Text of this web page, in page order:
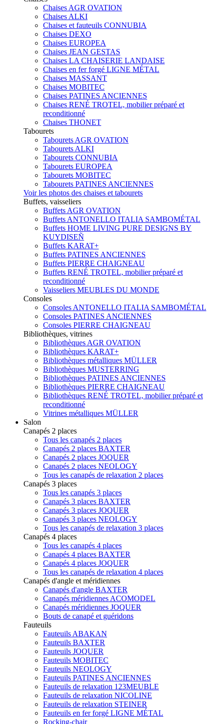
Chaises AGR OVATION
Chaises ALKI
Chaises et fauteuils CONNUBIA
Chaises DEXO
Chaises EUROPEA
Chaises JEAN GESTAS
Chaises LA CHAISERIE LANDAISE
Chaises en fer forgé LIGNE MÉTAL
Chaises MASSANT
Chaises MOBITEC
Chaises PATINES ANCIENNES
Chaises RENÉ TROTEL, mobilier préparé et
reconditionné
Chaises THONET
Tabourets
Tabourets AGR OVATION
Tabourets ALKI
Tabourets CONNUBIA
Tabourets EUROPEA
Tabourets MOBITEC
Tabourets PATINES ANCIENNES
Voir les photos des chaises et tabourets
Buffets, vaisseliers
Buffets AGR OVATION
Buffets ANTONELLO ITALIA SAMBOMÉTAL
Buffets HOME LIVING PURE DESIGNS BY
KUYDISEÑ
Buffets KARAT+
Buffets PATINES ANCIENNES
Buffets PIERRE CHAIGNEAU
Buffets RENÉ TROTEL, mobilier préparé et
reconditionné
Vaisseliers MEUBLES DU MONDE
Consoles
Consoles ANTONELLO ITALIA SAMBOMÉTAL
Consoles PATINES ANCIENNES
Consoles PIERRE CHAIGNEAU
Bibliothèques, vitrines
Bibliothèques AGR OVATION
Bibliothèques KARAT+
Bibliothèques métalliques MÜLLER
Bibliothèques MUSTERRING
Bibliothèques PATINES ANCIENNES
Bibliothèques PIERRE CHAIGNEAU
Bibliothèques RENÉ TROTEL, mobilier préparé et
reconditionné
Vitrines métalliques MÜLLER
Salon
Canapés 2 places
Tous les canapés 2 places
Canapés 2 places BAXTER
Canapés 2 places JOQUER
Canapés 2 places NEOLOGY
Tous les canapés de relaxation 2 places
Canapés 3 places
Tous les canapés 3 places
Canapés 3 places BAXTER
Canapés 3 places JOQUER
Canapés 3 places NEOLOGY
Tous les canapés de relaxation 3 places
Canapés 4 places
Tous les canapés 4 places
Canapés 4 places BAXTER
Canapés 4 places JOQUER
Tous les canapés de relaxation 4 places
Canapés d'angle et méridiennes
Canapés d'angle BAXTER
Canapés méridiennes ACOMODEL
Canapés méridiennes JOQUER
Bouts de canapé et guéridons
Fauteuils
Fauteuils ABAKAN
Fauteuils BAXTER
Fauteuils JOQUER
Fauteuils MOBITEC
Fauteuils NEOLOGY
Fauteuils PATINES ANCIENNES
Fauteuils de relaxation 123MEUBLE
Fauteuils de relaxation NICOLINE
Fauteuils de relaxation STEINER
Fauteuils en fer forgé LIGNE MÉTAL
Rocking-chair